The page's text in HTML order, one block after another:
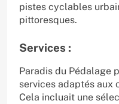
pistes cyclables
pittoresques.
Services :
Paradis du Pédalage
services adaptés aux
Cela incluait une